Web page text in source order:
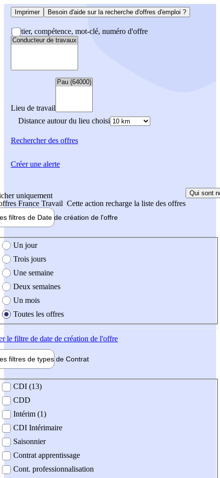
Imprimer Besoin d'aide sur la recherche d'offres d'emploi ?
Métier, compétence, mot-clé, numéro d'offre
Lieu de travail
Distance autour du lieu choisi
Rechercherdes offres
uniquement
France Travail Cette action recharge la liste des offres
Qui sont
filtres de Date de création de l'offre
création de l'offre
Un jour
Trois jours
Une semaine
Deux semaines
Un mois
Toutes les offres
le filtre de date de création de l'offre
filtres de types de Contrat
contrat
CDI (13)
CDD
Intérim (1)
CDI Intérimaire
Saisonnier
Contrat apprentissage
Cont. professionnalisation
Créer une alerte